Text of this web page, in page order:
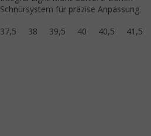
Schnürsystem für präzise Anpassung.
37,5
38 39,5 40 40,5 41,5